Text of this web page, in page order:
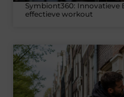
Symbiont360: Innovatieve
effectieve workout